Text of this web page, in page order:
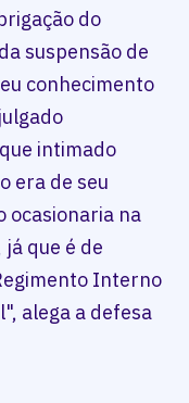
do
suspensão de
conhecimento
intimado
era de seu
ocasionaria na
que é de
Interno
alega a defesa